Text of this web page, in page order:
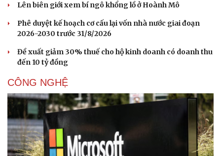
Lên biên giới xem bí ngô khổng lồ ở Hoành Mô
Phê duyệt kế hoạch cơ cấu lại vốn nhà nước giai đoạn
2026-2030 trước 31/8/2026
Đề xuất giảm 30% thuế cho hộ kinh doanh có doanh thu
đến 10 tỷ đồng
CÔNG NGHỆ